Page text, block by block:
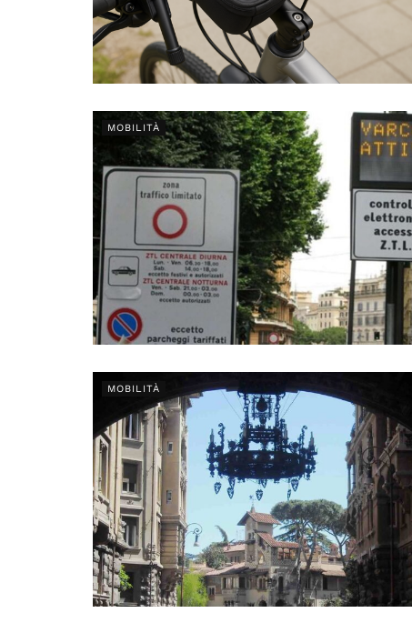
MOBILITÀ
MOBILITÀ